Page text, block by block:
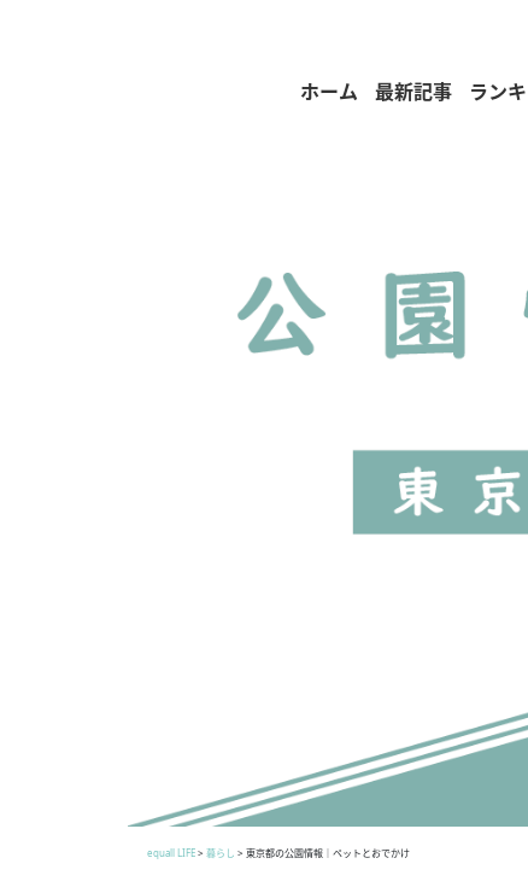
ホーム 最新記事 ラン
equall LIFE> 暮らし > 東京都の公園情報｜ペットとおでかけ